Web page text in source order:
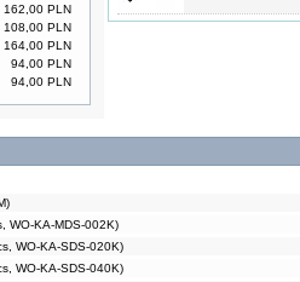
162,00 PLN
108,00 PLN
164,00 PLN
94,00 PLN
94,00 PLN
WO-KA-MDS-002K)
WO-KA-SDS-020K)
WO-KA-SDS-040K)